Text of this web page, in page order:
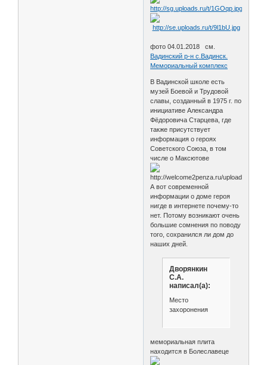
фото 04.01.2018 см.
Вадинский р-н с.Вадинск.
Мемориальный комплекс
В Вадинской школе есть
музей Боевой и Трудовой
славы, созданный в 1975 г. по
инициативе Александра
Фёдоровича Старцева, где
также присутствует
информация о героях
Советского Союза, в том
числе о Максютове
А вот современной
информации о доме героя
нигде в интернете почему-то
нет. Потому возникают очень
большие сомнения по поводу
того, сохранился ли дом до
наших дней.
Дворянкин
С.А.
написал(а):
Место
захоронения
мемориальная плита
находится в Болеславеце